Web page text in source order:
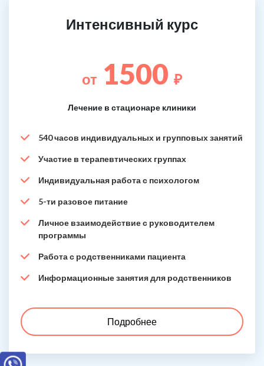
Интенсивный курс
от 1500 ₽
Лечение в стационаре клиники
540 часов индивидуальных и групповых занятий
Участие в терапевтических группах
Индивидуальная работа с психологом
5-ти разовое питание
Личное взаимодействие с руководителем
программы
Работа с родственниками пациента
Информационные занятия для родственников
Подробнее